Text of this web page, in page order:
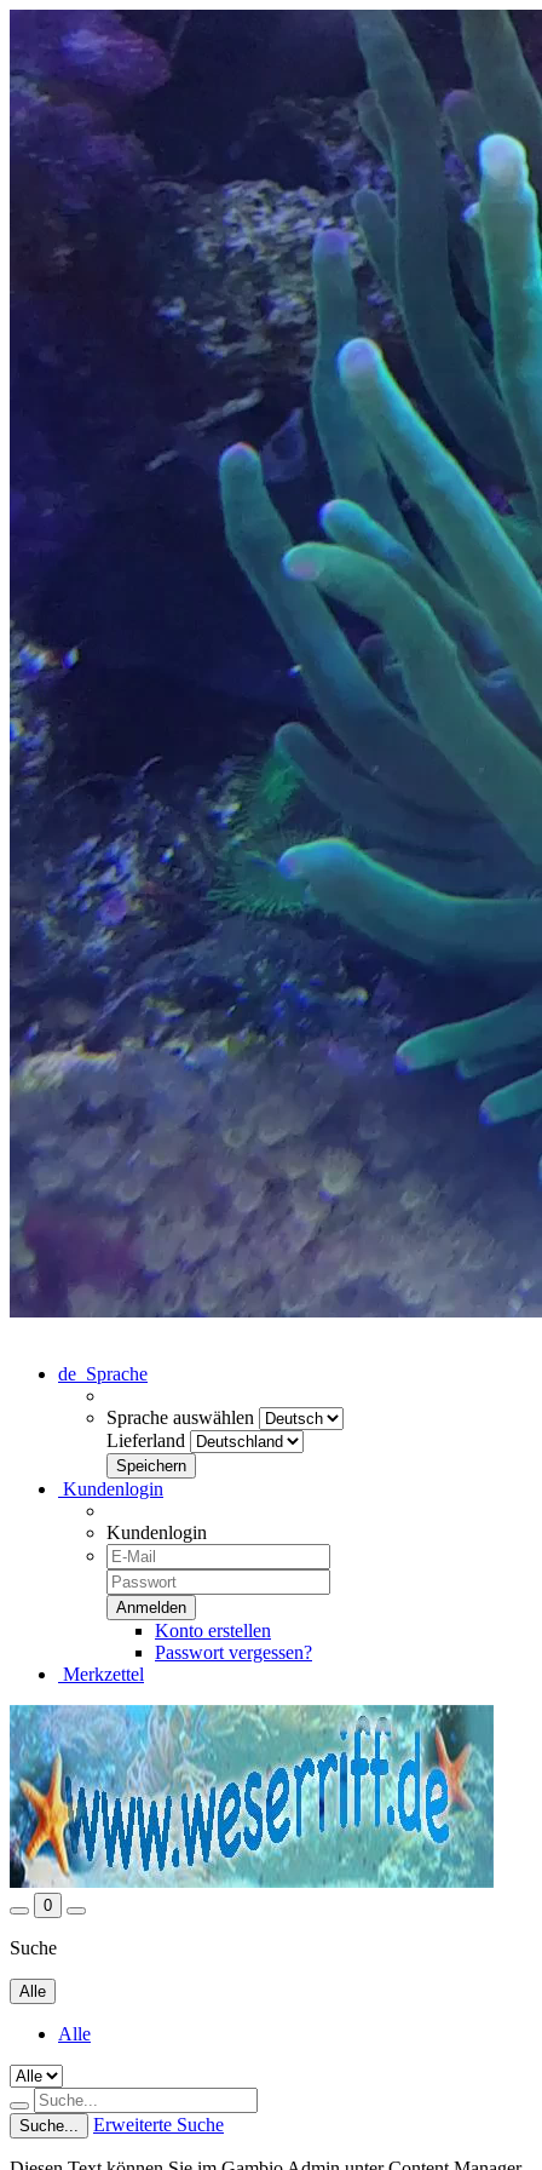
de Sprache
Sprache auswählen
Lieferland
Kundenlogin
Kundenlogin
Konto erstellen
Passwort vergessen?
Merkzettel
0
Suche
Alle
Alle
Suche... Erweiterte Suche